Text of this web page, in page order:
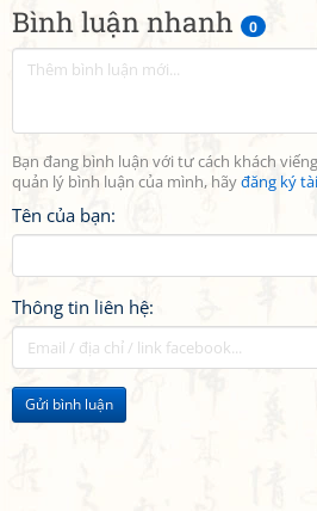
Bình luận nhanh 0
Bạn đang bình luận với tư cách khách
quản lý bình luận của mình, hãyđăng ký
Tên của bạn:
Thông tin liên hệ:
Gửi bình luận